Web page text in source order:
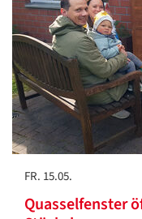
FR. 15.05.
Quasselfenster